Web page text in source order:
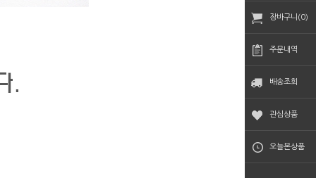
장바구니(0)
주문내역
배송조회
관심상품
오늘본상품